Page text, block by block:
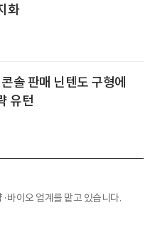
화
솔 판매 닌텐도 구형에
유턴
바이오 업계를 맡고 있습니다.